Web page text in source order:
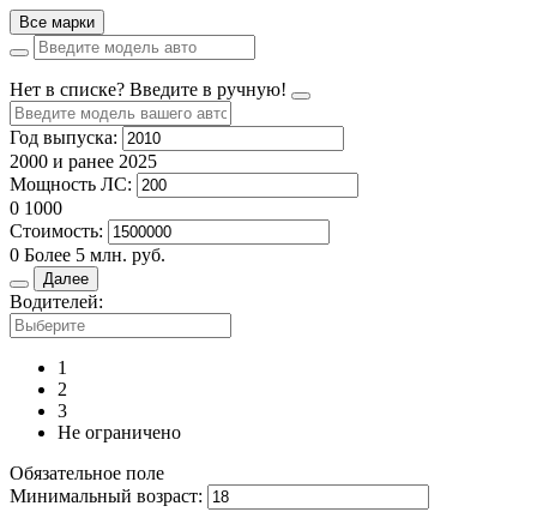
Все марки
Нет в списке? Введите в ручную!
Год выпуска:
2000 и ранее 2025
Мощность ЛС:
0 1000
Стоимость:
0 Более 5 млн. руб.
Далее
Водителей:
1
2
3
Не ограничено
Обязательное поле
Минимальный возраст: